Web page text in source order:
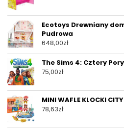
Ecotoys Drewniany
Pudrowa
648,00zł
The Sims 4: Cztery
75,00zł
MINI WAFLE KLOCKI
78,63zł